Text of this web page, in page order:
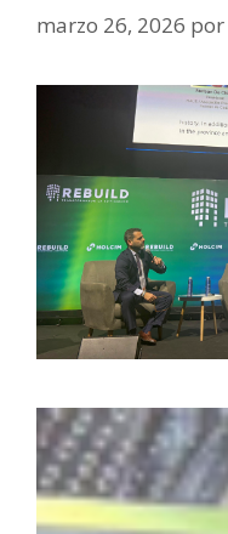
marzo 26, 2026 por